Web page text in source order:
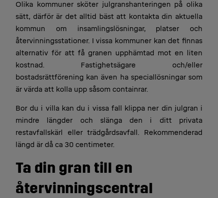
Olika kommuner sköter julgranshanteringen på olika
sätt, därför är det alltid bäst att kontakta din aktuella
kommun om insamlingslösningar, platser och
återvinningsstationer. I vissa kommuner kan det finnas
alternativ för att få granen upphämtad mot en liten
kostnad. Fastighetsägare och/eller
bostadsrättförening kan även ha speciallösningar som
är värda att kolla upp såsom containrar.
Bor du i villa kan du i vissa fall klippa ner din julgran i
mindre längder och slänga den i ditt privata
restavfallskärl eller trädgårdsavfall. Rekommenderad
längd är då ca 30 centimeter.
Ta din gran till en
återvinningscentral